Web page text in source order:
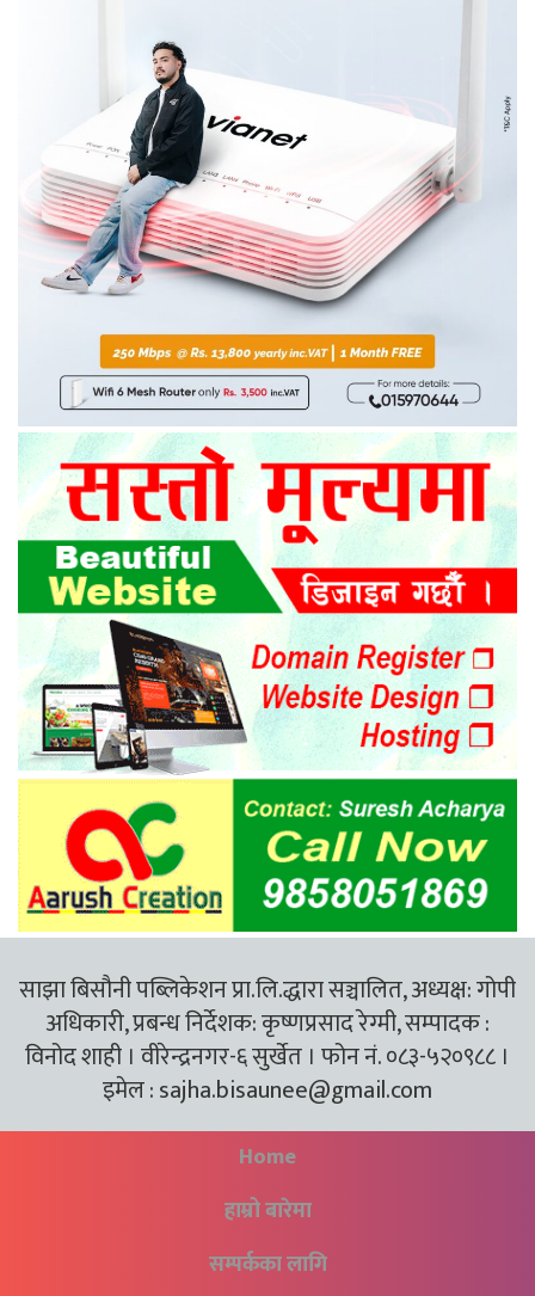
साझा बिसौनी पब्लिकेशन प्रा.लि.द्धारा सञ्चालित, अध्यक्ष: गोपी
अधिकारी, प्रबन्ध निर्देशक: कृष्णप्रसाद रेग्मी, सम्पादक :
विनोद शाही । वीरेन्द्रनगर-६ सुर्खेत । फोन नं. ०८३-५२०९८८ ।
इमेल :sajha.bisaunee@gmail.com
Home
हाम्रो बारेमा
सम्पर्कका लागि